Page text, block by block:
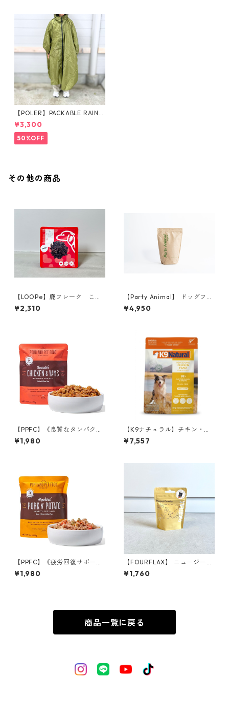
【POLER】PACKABLE RAIN P
ONCHO
¥3,300
50%OFF
その他の商品
【LOOPe】鹿フレーク これ
おいしいやつ、できました
¥2,310
【Party Animal】 ドッグフー
ド／チキン&オーツレシピ 1.81
kg
¥4,950
【PPFC】《良質なタンパク
源》タキシード チキン＆サ
ツマイモ
¥1,980
【K9ナチュラル】チキン・フ
ィースト 500g
¥7,557
【PPFC】《疲労回復サポー
ト》ホプキンス ポーク＆ポ
テト
¥1,980
【FOURFLAX】 ニュージーラ
ンド グリーン・マッスル パウ
ダー（犬猫兼用） 30g
¥1,760
商品一覧に戻る